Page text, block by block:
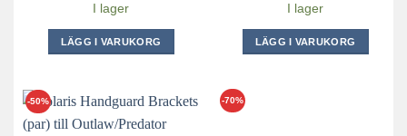
priset
var:
2
589,03 kr.
I lager
LÄGG I VARUKORG
priset
var:
3
690,00 kr.
I lager
LÄGG I VARUKORG
-50% -70%